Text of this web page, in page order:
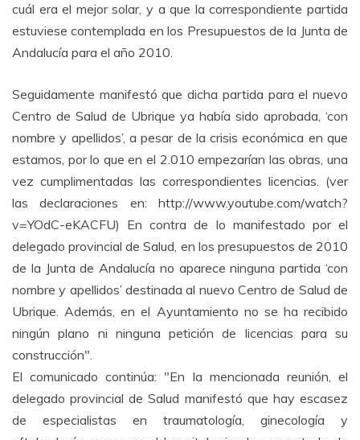
cuál era el mejor solar, y a que la correspondiente partida
estuviese contemplada en los Presupuestos de la Junta de
Andalucía para el año 2010.
Seguidamente manifestó que dicha partida para el nuevo
Centro de Salud de Ubrique ya había sido aprobada, ‘con
nombre y apellidos’, a pesar de la crisis económica en que
estamos, por lo que en el 2.010 empezarían las obras, una
vez cumplimentadas las correspondientes licencias. (ver
las declaraciones en: http://www.youtube.com/watch?
v=YOdC-eKACFU) En contra de lo manifestado por el
delegado provincial de Salud, en los presupuestos de 2010
de la Junta de Andalucía no aparece ninguna partida ‘con
nombre y apellidos’ destinada al nuevo Centro de Salud de
Ubrique. Además, en el Ayuntamiento no se ha recibido
ningún plano ni ninguna petición de licencias para su
construcción".
El comunicado continúa: "En la mencionada reunión, el
delegado provincial de Salud manifestó que hay escasez
de especialistas en traumatología, ginecología y